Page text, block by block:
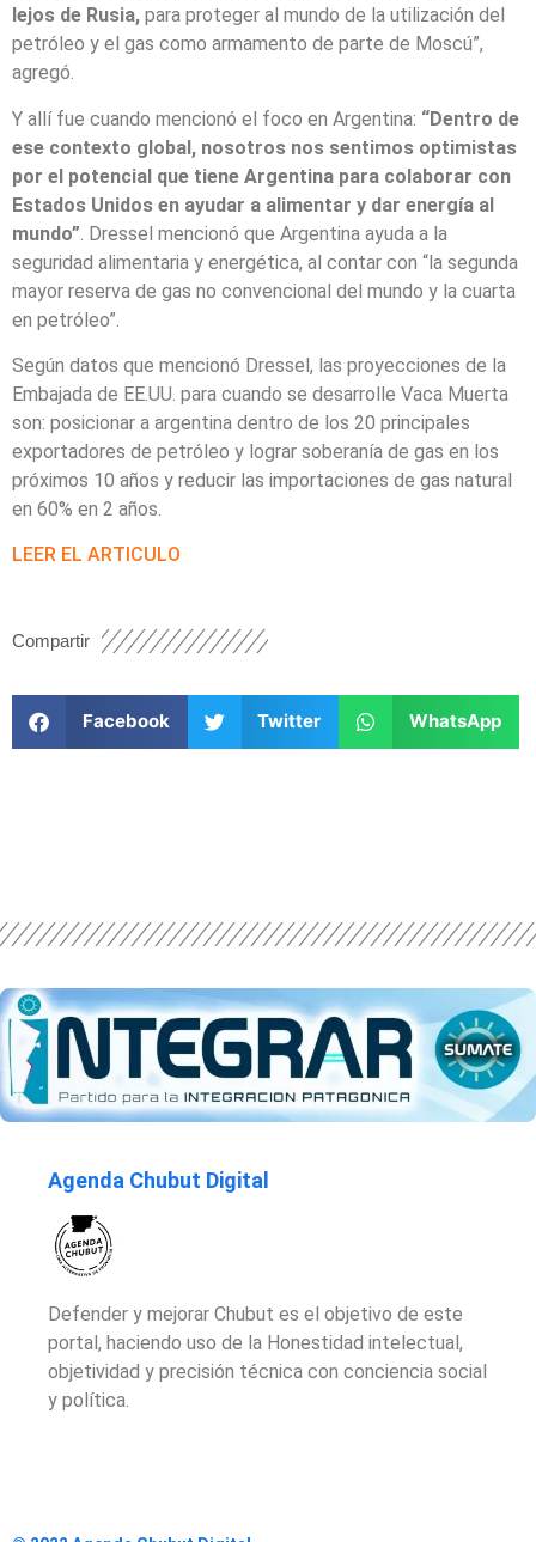
lejos de Rusia, para proteger al mundo de la utilización del
petróleo y el gas como armamento de parte de Moscú”,
agregó.
Y allí fue cuando mencionó el foco en Argentina: “Dentro de
ese contexto global, nosotros nos sentimos optimistas
por el potencial que tiene Argentina para colaborar con
Estados Unidos en ayudar a alimentar y dar energía al
mundo” . Dressel mencionó que Argentina ayuda a la
seguridad alimentaria y energética, al contar con “la segunda
mayor reserva de gas no convencional del mundo y la cuarta
en petróleo”.
Según datos que mencionó Dressel, las proyecciones de la
Embajada de EE.UU. para cuando se desarrolle Vaca Muerta
son: posicionar a argentina dentro de los 20 principales
exportadores de petróleo y lograr soberanía de gas en los
próximos 10 años y reducir las importaciones de gas natural
en 60% en 2 años.
LEER EL ARTICULO
Compartir
Facebook Twitter WhatsApp
Agenda Chubut Digital
Defender y mejorar Chubut es el objetivo de este
portal, haciendo uso de la Honestidad intelectual,
objetividad y precisión técnica con conciencia social
y política.